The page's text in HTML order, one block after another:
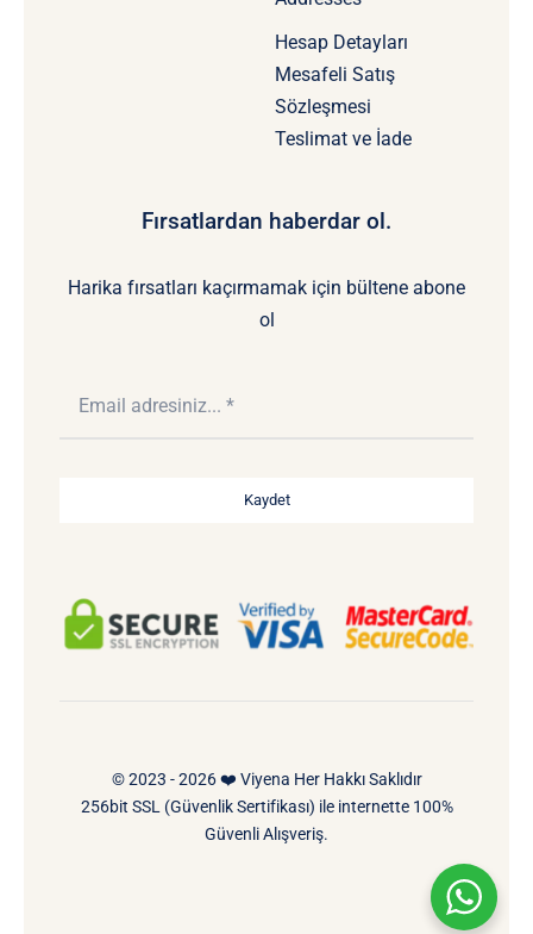
Hesap Detayları
Mesafeli Satış
Sözleşmesi
Teslimat ve İade
Fırsatlardan haberdar ol.
Harika fırsatları kaçırmamak için bültene abone
ol
Kaydet
© 2023 - 2026 ❤️ Viyena Her Hakkı Saklıdır
256bit SSL (Güvenlik Sertifikası) ile internette 100%
Güvenli Alışveriş.